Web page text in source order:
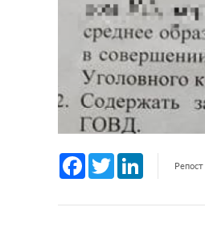
Facebook
Twitter LinkedIn